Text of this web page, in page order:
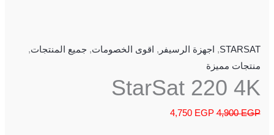
STARSAT
, اجهزة الرسيفر , اقوى الخصومات,جميع المنتجات,
منتجات مميزة
StarSat 220 4K
4,900EGP
4,750 EGP